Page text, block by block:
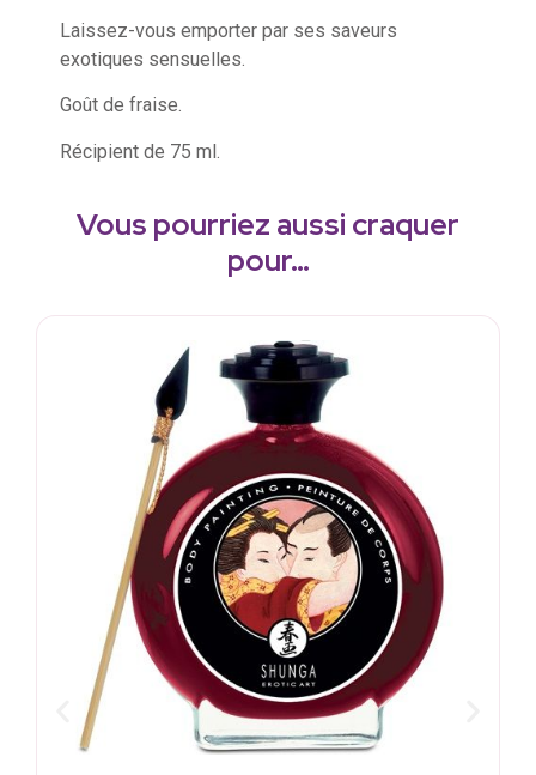
Laissez-vous emporter par ses saveurs
exotiques sensuelles.
Goût de fraise.
Récipient de 75 ml.
Vous pourriez aussi craquer
pour…